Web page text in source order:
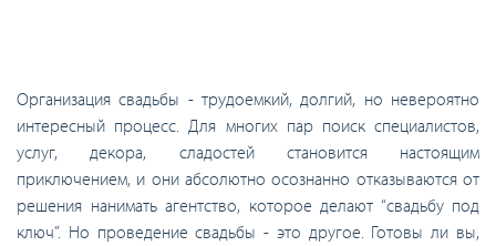
Организация свадьбы - трудоемкий, долгий, но невероятно
интересный процесс. Для многих пар поиск специалистов,
услуг, декора, сладостей становится настоящим
приключением, и они абсолютно осознанно отказываются от
решения нанимать агентство, которое делают “свадьбу под
ключ”. Но проведение свадьбы - это другое. Готовы ли вы,